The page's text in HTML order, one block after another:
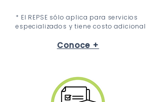
* El REPSE sólo aplica para servicios
especializados y tiene costo adicional
Conoce +